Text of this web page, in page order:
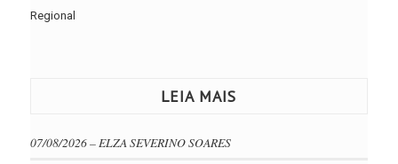
Regional
LEIA MAIS
07/08/2026 – ELZA SEVERINO SOARES